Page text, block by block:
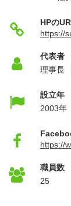
HPの
https://
代表者
理事長
設立年
2003年
https://
職員数
25